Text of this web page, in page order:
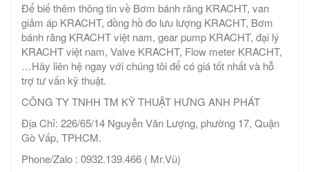
Để biế thêm thông tin về Bơm bánh răng KRACHT, van
giảm áp KRACHT, đồng hồ đo lưu lượng KRACHT, Bơm
bánh răng KRACHT việt nam, gear pump KRACHT, đại lý
KRACHT việt nam, Valve KRACHT, Flow meter KRACHT,
…Hãy liên hệ ngay với chúng tôi để có giá tốt nhất và hỗ
trợ tư vấn kỹ thuật.
CÔNG TY TNHH TM KỸ THUẬT HƯNG ANH PHÁT
Địa Chỉ: 226/65/14 Nguyễn Văn Lượng, phường 17, Quận
Gò Vấp, TPHCM.
Phone/Zalo : 0932.139.466 ( Mr.Vũ)